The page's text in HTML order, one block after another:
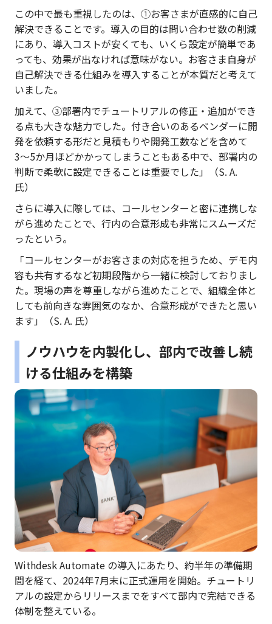
この中で最も重視したのは、①お客さまが直感的に自己
解決できることです。導入の目的は問い合わせ数の削減
にあり、導入コストが安くても、いくら設定が簡単であ
っても、効果が出なければ意味がない。お客さま自身が
自己解決できる仕組みを導入することが本質だと考えて
いました。
加えて、③部署内でチュートリアルの修正・追加ができ
る点も大きな魅力でした。付き合いのあるベンダーに開
発を依頼する形だと見積もりや開発工数などを含めて
3〜5か月ほどかかってしまうこともある中で、部署内の
判断で柔軟に設定できることは重要でした」（S. A.
氏）
さらに導入に際しては、コールセンターと密に連携しな
がら進めたことで、行内の合意形成も非常にスムーズだ
ったという。
「コールセンターがお客さまの対応を担うため、デモ内
容も共有するなど初期段階から一緒に検討しておりまし
た。現場の声を尊重しながら進めたことで、組織全体と
しても前向きな雰囲気のなか、合意形成ができたと思い
ます」（S. A. 氏）
ノウハウを内製化し、部内で改善し続
ける仕組みを構築
Withdesk Automate の導入にあたり、約半年の準備期
間を経て、2024年7月末に正式運用を開始。チュートリ
アルの設定からリリースまでをすべて部内で完結できる
体制を整えている。